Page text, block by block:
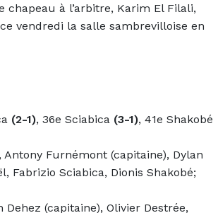
à l’arbitre, Karim El Filali,
vendredi la salle sambrevilloise en
(2-1), 36e Sciabica (3-1), 41e Shakobé
Antony Furnémont (capitaine), Dylan
Fabrizio Sciabica, Dionis Shakobé;
(capitaine), Olivier Destrée,